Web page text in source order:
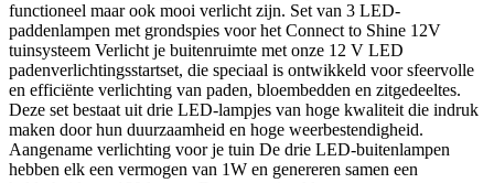
functioneel maar ook mooi verlicht zijn. Set van 3 LED-
paddenlampen met grondspies voor het Connect to Shine 12V
tuinsysteem Verlicht je buitenruimte met onze 12 V LED
padenverlichtingsstartset, die speciaal is ontwikkeld voor sfeervolle
en efficiënte verlichting van paden, bloembedden en zitgedeeltes.
Deze set bestaat uit drie LED-lampjes van hoge kwaliteit die indruk
maken door hun duurzaamheid en hoge weerbestendigheid.
Aangename verlichting voor je tuin De drie LED-buitenlampen
hebben elk een vermogen van 1W en genereren samen een